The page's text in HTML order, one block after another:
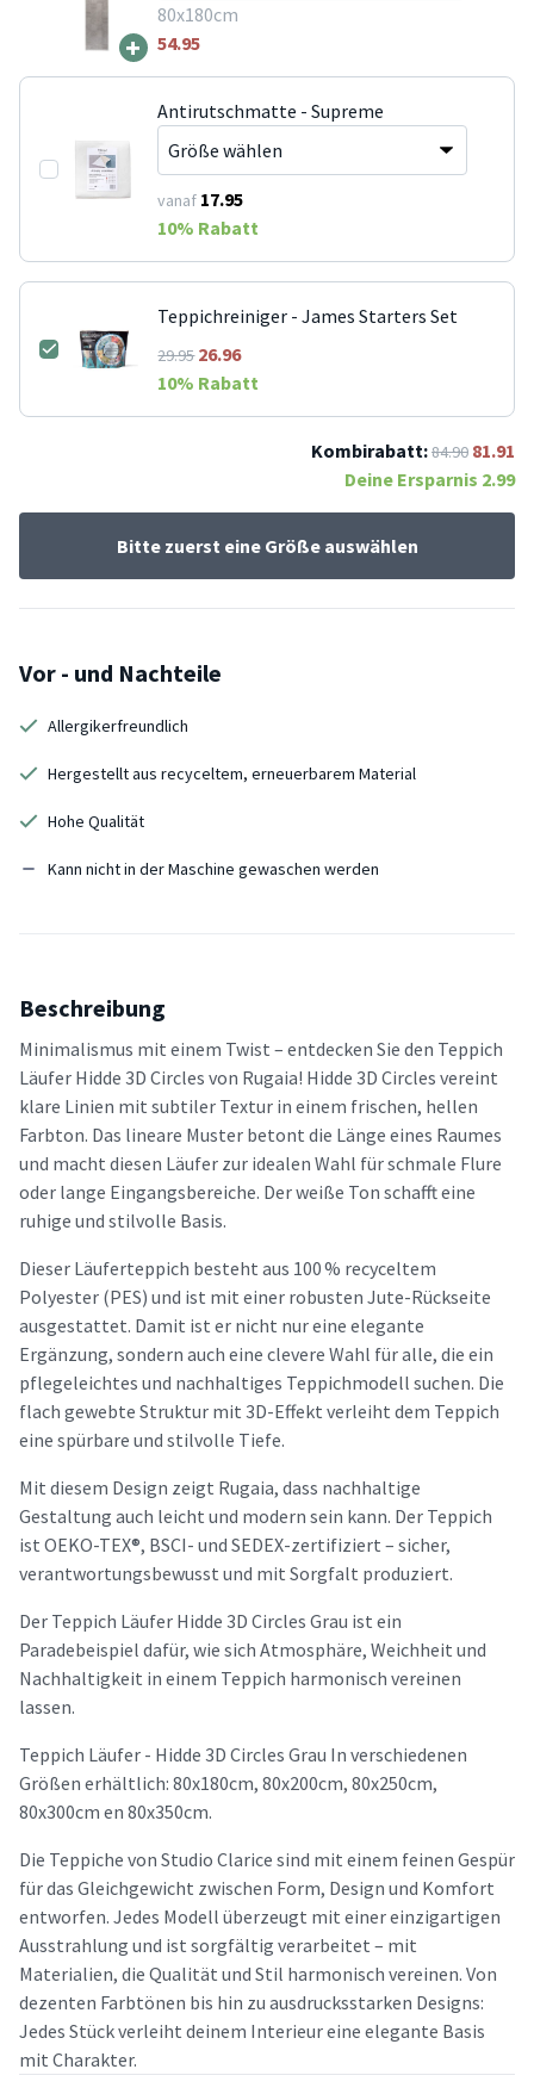
+
80x180cm
54.95
Antirutschmatte - Supreme
vanaf 17.95
10% Rabatt
Teppichreiniger - James Starters Set
29.9526.96
10% Rabatt
Kombirabatt:84.90 81.91
Deine Ersparnis 2.99
Bitte zuerst eine Größe auswählen
Vor - und Nachteile
Allergikerfreundlich
Hergestellt aus recyceltem, erneuerbarem Material
Hohe Qualität
Kann nicht in der Maschine gewaschen werden
Beschreibung
Minimalismus mit einem Twist – entdecken Sie den Teppich
Läufer Hidde 3D Circles von Rugaia! Hidde 3D Circles vereint
klare Linien mit subtiler Textur in einem frischen, hellen
Farbton. Das lineare Muster betont die Länge eines Raumes
und macht diesen Läufer zur idealen Wahl für schmale Flure
oder lange Eingangsbereiche. Der weiße Ton schafft eine
ruhige und stilvolle Basis.
Dieser Läuferteppich besteht aus 100 % recyceltem
Polyester (PES) und ist mit einer robusten Jute-Rückseite
ausgestattet. Damit ist er nicht nur eine elegante
Ergänzung, sondern auch eine clevere Wahl für alle, die ein
pflegeleichtes und nachhaltiges Teppichmodell suchen. Die
flach gewebte Struktur mit 3D-Effekt verleiht dem Teppich
eine spürbare und stilvolle Tiefe.
Mit diesem Design zeigt Rugaia, dass nachhaltige
Gestaltung auch leicht und modern sein kann. Der Teppich
ist OEKO-TEX®, BSCI- und SEDEX-zertifiziert – sicher,
verantwortungsbewusst und mit Sorgfalt produziert.
Der Teppich Läufer Hidde 3D Circles Grau ist ein
Paradebeispiel dafür, wie sich Atmosphäre, Weichheit und
Nachhaltigkeit in einem Teppich harmonisch vereinen
lassen.
Teppich Läufer - Hidde 3D Circles Grau In verschiedenen
Größen erhältlich: 80x180cm, 80x200cm, 80x250cm,
80x300cm en 80x350cm.
Die Teppiche von Studio Clarice sind mit einem feinen Gespür
für das Gleichgewicht zwischen Form, Design und Komfort
entworfen. Jedes Modell überzeugt mit einer einzigartigen
Ausstrahlung und ist sorgfältig verarbeitet – mit
Materialien, die Qualität und Stil harmonisch vereinen. Von
dezenten Farbtönen bis hin zu ausdrucksstarken Designs:
Jedes Stück verleiht deinem Interieur eine elegante Basis
mit Charakter.